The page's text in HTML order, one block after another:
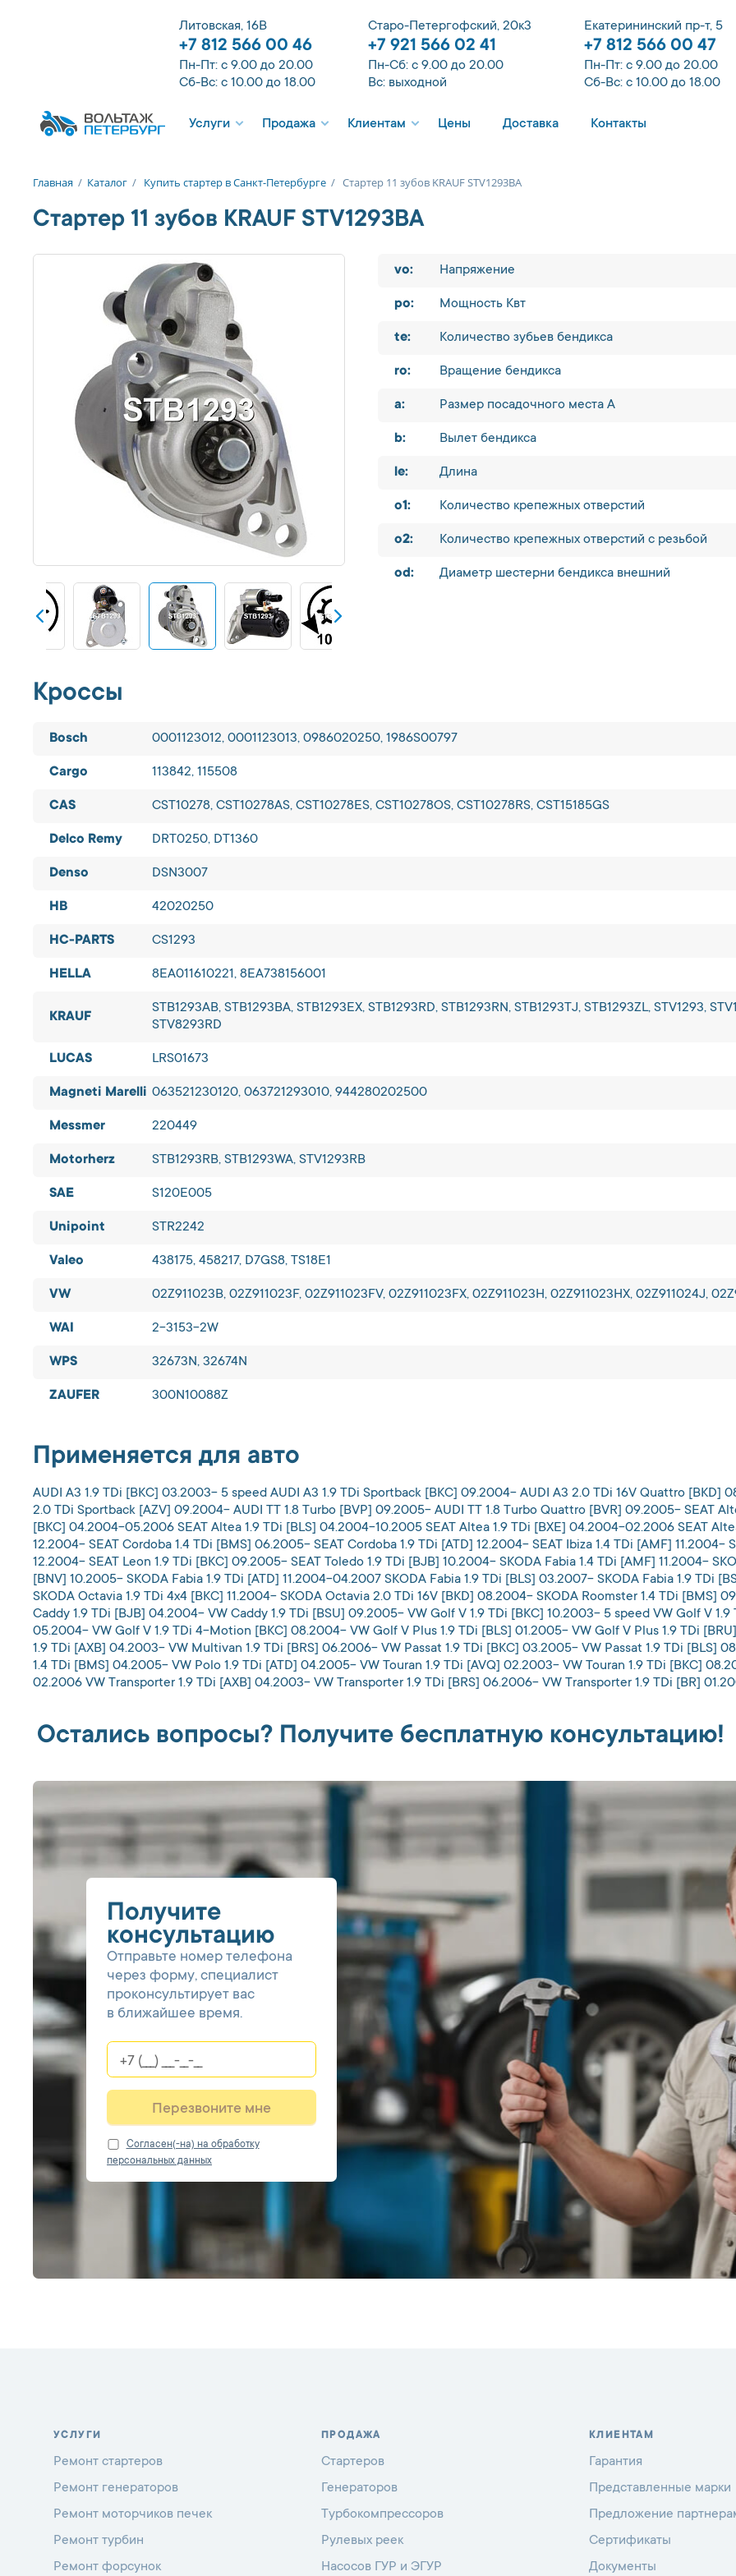
Литовская, 16В
+7 812 566 00 46
Пн-Пт: с 9.00 до 20.00
Сб-Вс: с 10.00 до 18.00
Старо-Петергофский, 20к3
+7 921 566 02 41
Пн-Сб: с 9.00 до 20.00
Вс: выходной
Екатерининский пр-т, 5
+7 812 566 00 47
Пн-Пт: с 9.00 до 20.00
Сб-Вс: с 10.00 до 18.00
Услуги Продажа Клиентам Цены Доставка Контакты
Главная / Каталог / Купить стартер в Санкт-Петербурге / Стартер 11 зубов KRAUF STV1293BA
Стартер 11 зубов KRAUF STV1293BA
vo: Напряжение
po: Мощность Квт
te: Количество зубьев бендикса
ro: Вращение бендикса
a: Размер посадочного места A
b: Вылет бендикса
le: Длина
o1: Количество крепежных отверстий
o2: Количество крепежных отверстий с резьбой
od: Диаметр шестерни бендикса внешний
Кроссы
Bosch 0001123012, 0001123013, 0986020250, 1986S00797
Cargo 113842, 115508
CAS CST10278, CST10278AS, CST10278ES, CST10278OS, CST10278RS, CST15185GS
Delco Remy DRT0250, DT1360
Denso DSN3007
HB 42020250
HC-PARTS CS1293
HELLA 8EA011610221, 8EA738156001
KRAUF
STB1293AB, STB1293BA, STB1293EX, STB1293RD, STB1293RN, STB1293TJ, STB1293ZL, STV1293,
STV8293RD
LUCAS LRS01673
Magneti Marelli 063521230120, 063721293010, 944280202500
Messmer 220449
Motorherz STB1293RB, STB1293WA, STV1293RB
SAE S120E005
Unipoint STR2242
Valeo 438175, 458217, D7GS8, TS18E1
VW 02Z911023B, 02Z911023F, 02Z911023FV, 02Z911023FX, 02Z911023H, 02Z911023HX, 02Z911024J,
WAI 2-3153-2W
WPS 32673N, 32674N
ZAUFER 300N10088Z
Применяется для авто
AUDI A3 1.9 TDi [BKC] 03.2003- 5 speed AUDI A3 1.9 TDi Sportback [BKC] 09.2004- AUDI A3 2.0 TDi 16V Quattro
2.0 TDi Sportback [AZV] 09.2004- AUDI TT 1.8 Turbo [BVP] 09.2005- AUDI TT 1.8 Turbo Quattro [BVR] 09.2005- SEAT
[BKC] 04.2004-05.2006 SEAT Altea 1.9 TDi [BLS] 04.2004-10.2005 SEAT Altea 1.9 TDi [BXE] 04.2004-02.2006 SEAT
12.2004- SEAT Cordoba 1.4 TDi [BMS] 06.2005- SEAT Cordoba 1.9 TDi [ATD] 12.2004- SEAT Ibiza 1.4 TDi [AMF] 11.2004-
12.2004- SEAT Leon 1.9 TDi [BKC] 09.2005- SEAT Toledo 1.9 TDi [BJB] 10.2004- SKODA Fabia 1.4 TDi [AMF] 11.2004-
[BNV] 10.2005- SKODA Fabia 1.9 TDi [ATD] 11.2004-04.2007 SKODA Fabia 1.9 TDi [BLS] 03.2007- SKODA Fabia 1.9 TDi
SKODA Octavia 1.9 TDi 4x4 [BKC] 11.2004- SKODA Octavia 2.0 TDi 16V [BKD] 08.2004- SKODA Roomster 1.4 TDi [BMS]
Caddy 1.9 TDi [BJB] 04.2004- VW Caddy 1.9 TDi [BSU] 09.2005- VW Golf V 1.9 TDi [BKC] 10.2003- 5 speed VW Golf V
05.2004- VW Golf V 1.9 TDi 4-Motion [BKC] 08.2004- VW Golf V Plus 1.9 TDi [BLS] 01.2005- VW Golf V Plus 1.9 TDi
1.9 TDi [AXB] 04.2003- VW Multivan 1.9 TDi [BRS] 06.2006- VW Passat 1.9 TDi [BKC] 03.2005- VW Passat 1.9 TDi [BLS]
1.4 TDi [BMS] 04.2005- VW Polo 1.9 TDi [ATD] 04.2005- VW Touran 1.9 TDi [AVQ] 02.2003- VW Touran 1.9 TDi [BKC]
02.2006 VW Transporter 1.9 TDi [AXB] 04.2003- VW Transporter 1.9 TDi [BRS] 06.2006- VW Transporter 1.9 TDi [BR]
Остались вопросы? Получите бесплатную консультацию!
Получите
консультацию
Отправьте номер телефона
через форму, специалист
проконсультирует вас
в ближайшее время.
Перезвоните мне
Cогласен(-на) на обработку
персональных данных
УСЛУГИ
Ремонт стартеров
Ремонт генераторов
Ремонт моторчиков печек
Ремонт турбин
Ремонт форсунок
ПРОДАЖА
Стартеров
Генераторов
Турбокомпрессоров
Рулевых реек
Насосов ГУР и ЭГУР
КЛИЕНТАМ
Гарантия
Представленные марки
Предложение
Сертификаты
Документы